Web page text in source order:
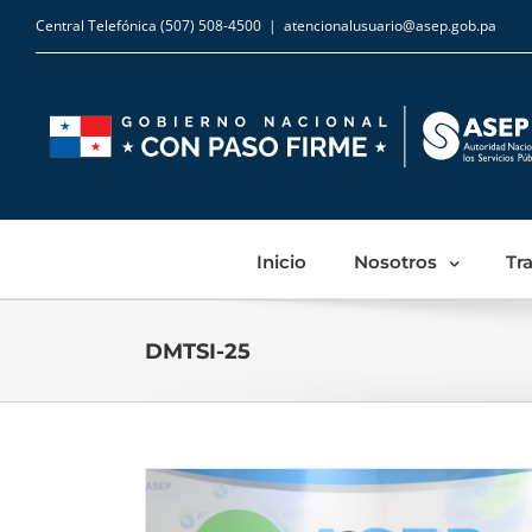
Central Telefónica (507) 508-4500 | atencionalusuario@asep.gob.pa
Inicio Nosotros
DMTSI-25